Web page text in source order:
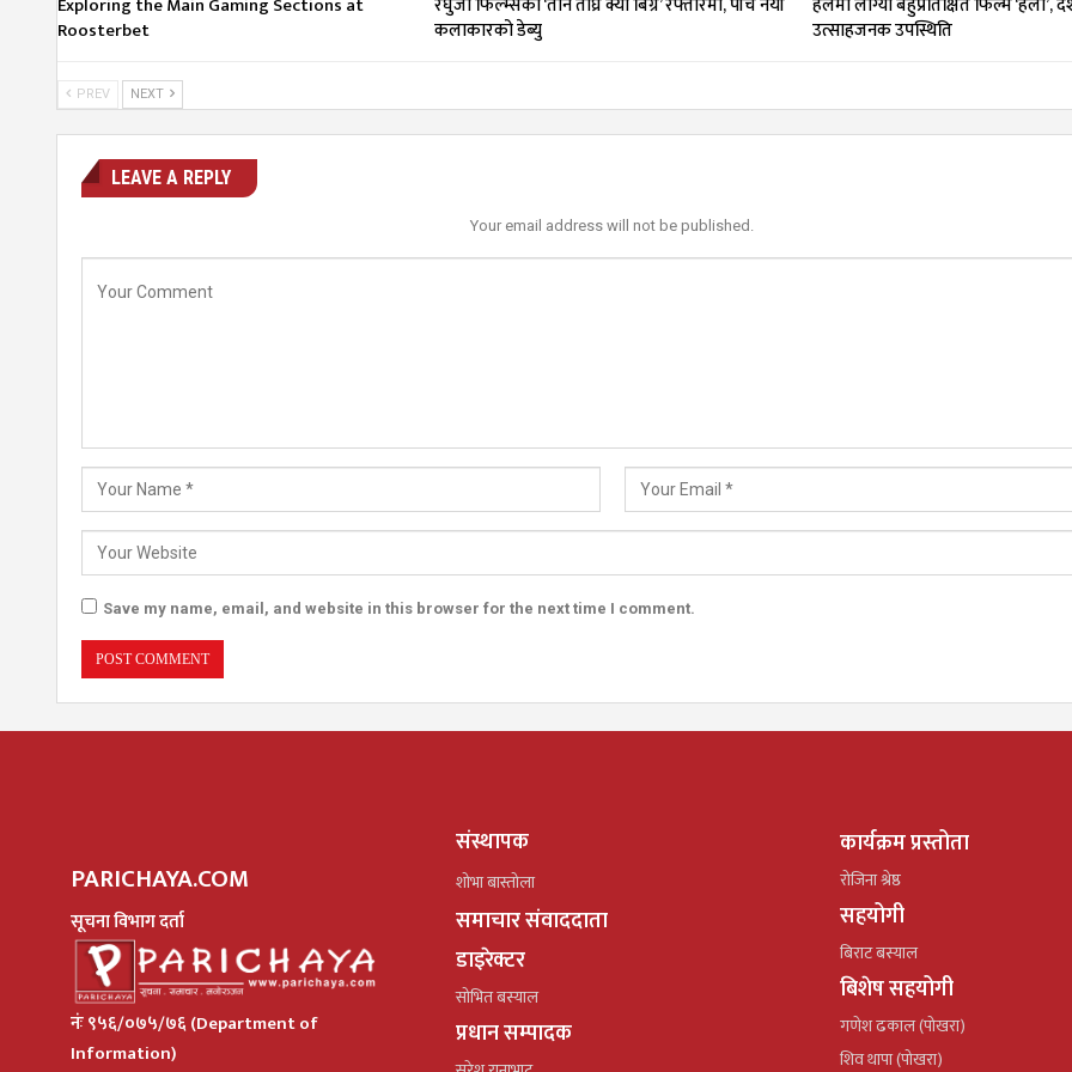
Roosterbet
कलाकारको डेब्यु
उत्साहजनक उपस्थिति
PREV NEXT
LEAVE A REPLY
Your email address will not be published.
Save my name, email, and website in this browser for the next time I comment.
PARICHAYA.COM
सूचना विभाग दर्ता
नंः ९५६/०७५/७६ (Department of
Information)
संस्थापक
शोभा बास्तोला
समाचार संवाददाता
डाइरेक्टर
सोभित बस्याल
प्रधान सम्पादक
कार्यक्रम प्रस्तोता
रोजिना श्रेष्ठ
सहयोगी
बिराट बस्याल
बिशेष सहयोगी
गणेश ढकाल (पोखरा)
शिव थापा (पोखरा)